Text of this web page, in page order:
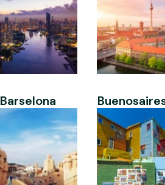
Barselona